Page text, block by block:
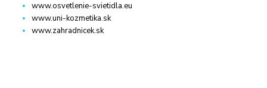
www.osvetlenie-svietidla.eu
www.uni-kozmetika.sk
www.zahradnicek.sk